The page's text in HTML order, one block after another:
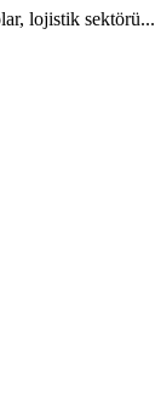
lojistik sektörü...